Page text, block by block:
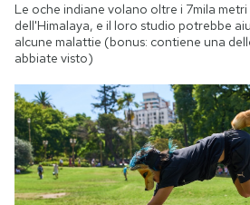
Le oche indiane volano oltre i 7mila
dell'Himalaya, e il loro studio potrebbe
alcune malattie (bonus: contiene una
abbiate visto)